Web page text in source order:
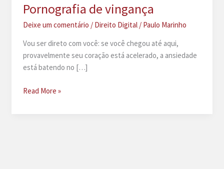
Pornografia de vingança
Deixe um comentário / Direito Digital/ Paulo Marinho
Vou ser direto com você: se você chegou até aqui,
provavelmente seu coração está acelerado, a ansiedade
está batendo no […]
Pornografia
Read More »